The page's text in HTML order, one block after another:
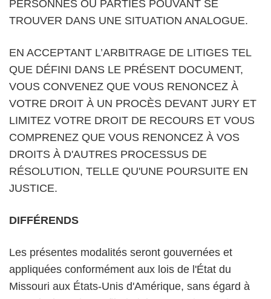
PERSONNES OU PARTIES POUVANT SE
TROUVER DANS UNE SITUATION ANALOGUE.
EN ACCEPTANT L’ARBITRAGE DE LITIGES TEL
QUE DÉFINI DANS LE PRÉSENT DOCUMENT,
VOUS CONVENEZ QUE VOUS RENONCEZ À
VOTRE DROIT À UN PROCÈS DEVANT JURY ET
LIMITEZ VOTRE DROIT DE RECOURS ET VOUS
COMPRENEZ QUE VOUS RENONCEZ À VOS
DROITS À D'AUTRES PROCESSUS DE
RÉSOLUTION, TELLE QU'UNE POURSUITE EN
JUSTICE.
DIFFÉRENDS
Les présentes modalités seront gouvernées et
appliquées conformément aux lois de l'État du
Missouri aux États-Unis d'Amérique, sans égard à